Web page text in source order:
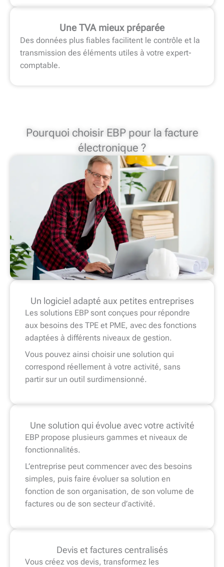
Une TVA mieux préparée
Des données plus fiables facilitent le contrôle et la
transmission des éléments utiles à votre expert-
comptable.
Pourquoi choisir EBP pour la facture
électronique ?
Un logiciel adapté aux petites entreprises
Les solutions EBP sont conçues pour répondre
aux besoins des TPE et PME, avec des fonctions
adaptées à différents niveaux de gestion.
Vous pouvez ainsi choisir une solution qui
correspond réellement à votre activité, sans
partir sur un outil surdimensionné.
Une solution qui évolue avec votre activité
EBP propose plusieurs gammes et niveaux de
fonctionnalités.
L’entreprise peut commencer avec des besoins
simples, puis faire évoluer sa solution en
fonction de son organisation, de son volume de
factures ou de son secteur d’activité.
Devis et factures centralisés
Vous créez vos devis, transformez les